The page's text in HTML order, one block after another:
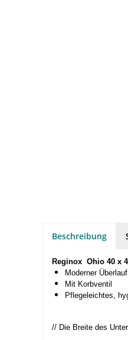
Beschreibung
Reginox Ohio 40 x
Moderner Überlauf
Mit Korbventil
Pflegeleichtes,
// Die Breite des